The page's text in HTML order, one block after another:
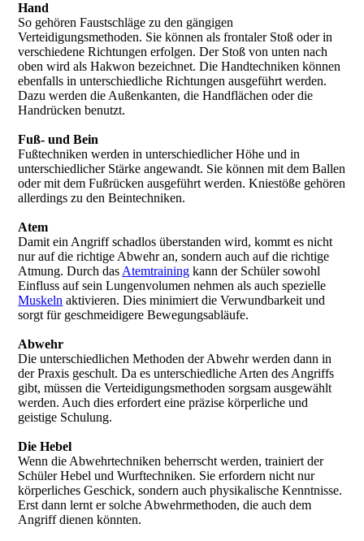
Hand
So gehören Faustschläge zu den gängigen
Verteidigungsmethoden. Sie können als frontaler Stoß oder in
verschiedene Richtungen erfolgen. Der Stoß von unten nach
oben wird als Hakwon bezeichnet. Die Handtechniken können
ebenfalls in unterschiedliche Richtungen ausgeführt werden.
Dazu werden die Außenkanten, die Handflächen oder die
Handrücken benutzt.
Fuß- und Bein
Fußtechniken werden in unterschiedlicher Höhe und in
unterschiedlicher Stärke angewandt. Sie können mit dem Ballen
oder mit dem Fußrücken ausgeführt werden. Kniestöße gehören
allerdings zu den Beintechniken.
Atem
Damit ein Angriff schadlos überstanden wird, kommt es nicht
nur auf die richtige Abwehr an, sondern auch auf die richtige
Atmung. Durch das Atemtraining kann der Schüler sowohl
Einfluss auf sein Lungenvolumen nehmen als auch spezielle
Muskeln aktivieren. Dies minimiert die Verwundbarkeit und
sorgt für geschmeidigere Bewegungsabläufe.
Abwehr
Die unterschiedlichen Methoden der Abwehr werden dann in
der Praxis geschult. Da es unterschiedliche Arten des Angriffs
gibt, müssen die Verteidigungsmethoden sorgsam ausgewählt
werden. Auch dies erfordert eine präzise körperliche und
geistige Schulung.
Die Hebel
Wenn die Abwehrtechniken beherrscht werden, trainiert der
Schüler Hebel und Wurftechniken. Sie erfordern nicht nur
körperliches Geschick, sondern auch physikalische Kenntnisse.
Erst dann lernt er solche Abwehrmethoden, die auch dem
Angriff dienen könnten.